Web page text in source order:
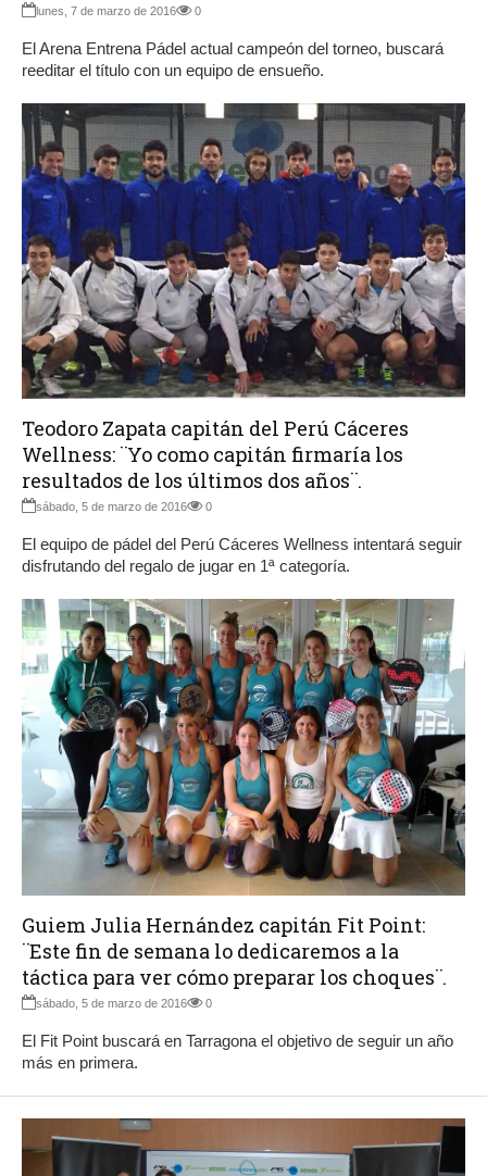
lunes, 7 de marzo de 2016 0
El Arena Entrena Pádel actual campeón del torneo, buscará
reeditar el título con un equipo de ensueño.
Teodoro Zapata capitán del Perú Cáceres
Wellness: ¨Yo como capitán firmaría los
resultados de los últimos dos años¨.
sábado, 5 de marzo de 2016 0
El equipo de pádel del Perú Cáceres Wellness intentará seguir
disfrutando del regalo de jugar en 1ª categoría.
Guiem Julia Hernández capitán Fit Point:
¨Este fin de semana lo dedicaremos a la
táctica para ver cómo preparar los choques¨.
sábado, 5 de marzo de 2016 0
El Fit Point buscará en Tarragona el objetivo de seguir un año
más en primera.